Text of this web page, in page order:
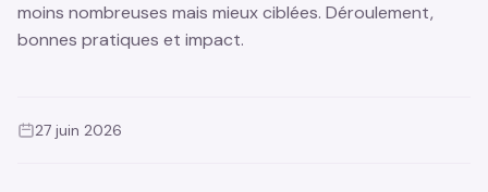
moins nombreuses mais mieux ciblées. Déroulement,
bonnes pratiques et impact.
27 juin 2026